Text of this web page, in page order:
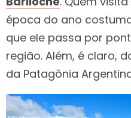
época do ano
que ele passa por
região. Além, é claro,
da Patagônia